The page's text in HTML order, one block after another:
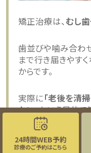
24時間WEB予約
診療のご予約はこちら
矯正治療は、むし
歯並びや噛み合わ
まで行き届きやす
からです。
実際に「老後を清
たい」という目的で
ます。
当院では、透明なマ